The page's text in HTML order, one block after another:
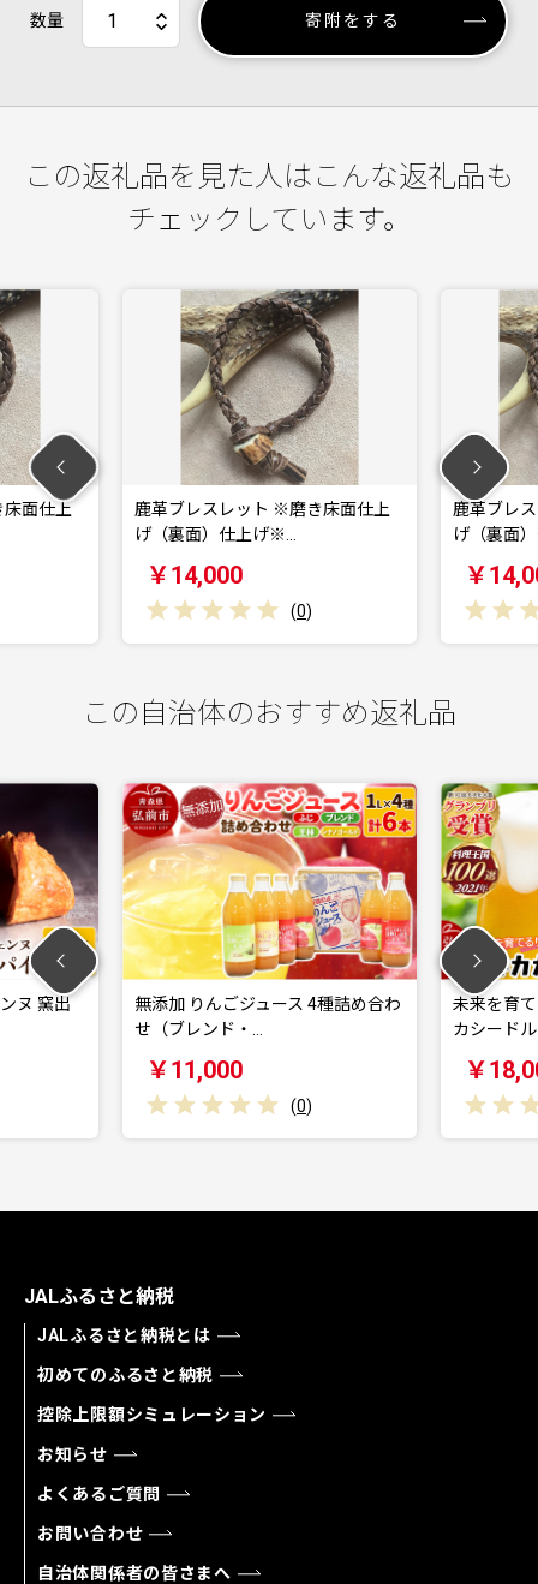
数量 寄附をする
この返礼品を見た人はこんな返礼品も
チェックしています。
レスレット ※磨き床面仕上
鹿革ブレスレット ※磨き床面仕
げ（裏面）仕上げ※…
この自治体のおすすめ返礼品
無添加 りんごジュース 4種詰め合わ
せ（ブレンド・…
￥11,000
(0 )
未来を育てるりんご
カシードル 330…
￥18,000
(
JALふるさと納税
JALふるさと納税とは
初めてのふるさと納税
控除上限額シミュレーション
お知らせ
よくあるご質問
お問い合わせ
自治体関係者の皆さまへ